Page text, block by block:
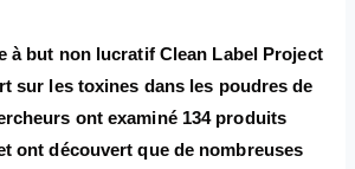
à but non lucratif Clean Label Project
sur les toxines dans les poudres de
ont examiné 134 produits
ont découvert que de nombreuses